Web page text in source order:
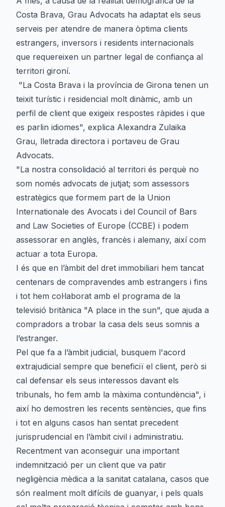
Costa Brava, Grau Advocats ha adaptat els seus
serveis per atendre de manera òptima clients
estrangers, inversors i residents internacionals
que requereixen un partner legal de confiança al
territori gironí.
"La Costa Brava i la província de Girona tenen un
teixit turístic i residencial molt dinàmic, amb un
perfil de client que exigeix respostes ràpides i que
es parlin idiomes", explica Alexandra Zulaika
Grau, lletrada directora i portaveu de Grau
Advocats.
"La nostra consolidació al territori és perquè no
som només advocats de jutjat; som assessors
estratègics que formem part de la Union
Internationale des Avocats i del Council of Bars
and Law Societies of Europe (CCBE) i podem
assessorar en anglès, francès i alemany, així com
actuar a tota Europa.
I és que en l’àmbit del dret immobiliari hem tancat
centenars de compravendes amb estrangers i fins
i tot hem col·laborat amb el programa de la
televisió britànica "A place in the sun", que ajuda a
compradors a trobar la casa dels seus somnis a
l’estranger.
Pel que fa a l’àmbit judicial, busquem l'acord
extrajudicial sempre que beneficiï el client, però si
cal defensar els seus interessos davant els
tribunals, ho fem amb la màxima contundència", i
així ho demostren les recents sentències, que fins
i tot en alguns casos han sentat precedent
jurisprudencial en l’àmbit civil i administratiu.
Recentment van aconseguir una important
indemnització per un client que va patir
negligència mèdica a la sanitat catalana, casos que
són realment molt difícils de guanyar, i pels quals